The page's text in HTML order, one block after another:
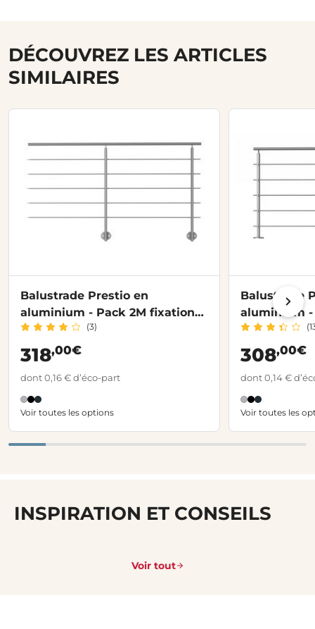
DÉCOUVREZ LES ARTICLES
SIMILAIRES
Balustrade Prestio en
aluminium - Pack 2M fixation
latérale
(3)
318,00€
dont 0,16 € d’éco-part
Voir toutes les options
Balustrade
aluminium -
plat
308,00€
dont 0,14 €
Voir toutes les
INSPIRATION ET CONSEILS
Voir tout